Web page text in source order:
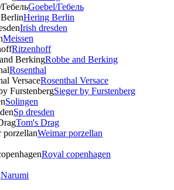
Goebel/Гебель
Hering Berlin
Irish dresden
Meissen
Ritzenhoff
Robbe and Berking
Rosenthal
Rosenthal Versace
Sieger by Furstenberg
Solingen
Sp dresden
Tom's Drag
Weimar porzellan
Royal copenhagen
Narumi